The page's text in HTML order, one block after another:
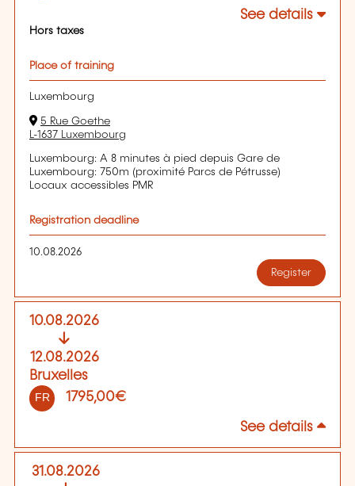
See details
Hors taxes
Place of training
Luxembourg
5 Rue Goethe
L-1637 Luxembourg
Luxembourg: A 8 minutes à pied depuis Gare de
Luxembourg: 750m (proximité Parcs de Pétrusse)
Locaux accessibles PMR
Registration deadline
10.08.2026
Register
10.08.2026
12.08.2026
Bruxelles
FR 1795,00€
See details
31.08.2026